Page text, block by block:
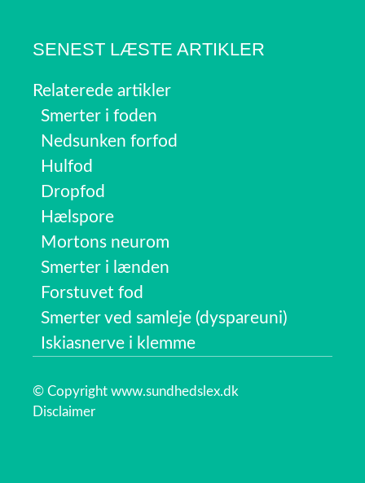
SENEST LÆSTE ARTIKLER
Relaterede artikler
Smerter i foden
Nedsunken forfod
Hulfod
Dropfod
Hælspore
Mortons neurom
Smerter i lænden
Forstuvet fod
Smerter ved samleje (dyspareuni)
Iskiasnerve i klemme
© Copyright www.sundhedslex.dk
Disclaimer